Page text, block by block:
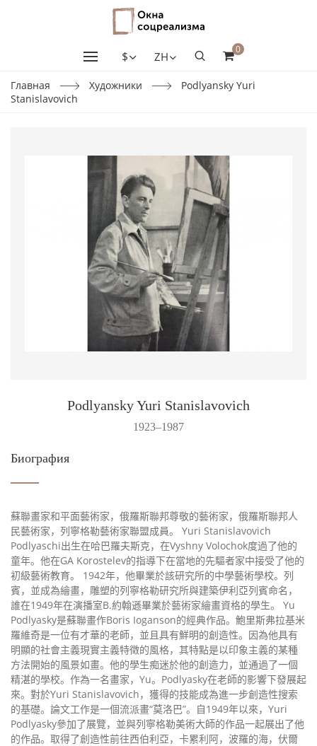
$ ZH
0
Главная Художники
Podlyansky Yuri
Stanislavovich
Podlyansky Yuri Stanislavovich
1923–1987
Биография
蘇聯畫家和平面藝術家，俄羅斯聯邦尊敬的藝術家，俄羅斯聯邦人
民藝術家，列寧格勒藝術家聯盟成員。 Yuri Stanislavovich
Podlyaschi出生在哈巴羅夫斯克，在Vyshny Volochok度過了他的
童年。他在GA Korostelev的指導下在當地的先驅者家中接受了他的
初級藝術教育。 1942年，他畢業於該研究所的中學藝術學校。列
賓，並成為繪畫，雕塑的列寧格勒研究所與建築伊利亞列賓命名，
誰在1949年在演播室B.約翰遜畢業於藝術家繪畫資格的學生。 Yu
Podlyasky是蘇聯畫作Boris Ioganson的經典作品。鮑里斯弗拉基米
羅維奇是一位有才華的老師，並且具有鮮明的創造性。因為他具有
明顯的社會主義現實主義特徵的風格，其特點是以印象主義的某種
方法開始的風景如畫。他的學生痴迷於他的創造力，並通過了一個
精湛的學校。作為一名畫家，Yu。Podlyasky在老師的影響下發展起
來。對於Yuri Stanislavovich，獲得的技能成為進一步創造性搜索
的基礎。論文工作是一個流派畫“莫洛巴”。自1949年以來，Yuri
Podlyasky參加了展覽，並與列寧格勒美術大師的作品一起展出了他
的作品。取得了創造性前往西伯利亞，卡累利阿，波羅的海，伏爾